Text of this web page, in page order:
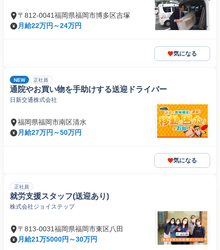
〒812-0041福岡県福岡市博多区吉塚
月給22万円～24万円
気になる
NEW 正社員
通院やお買い物を手助けする送迎ドライバー
日新交通株式会社
福岡県福岡市南区清水
月給27万円～50万円
気になる
正社員
就労支援スタッフ(送迎あり)
株式会社ジョイステップ
〒813-0031福岡県福岡市東区八田
月給21万5000円～30万円